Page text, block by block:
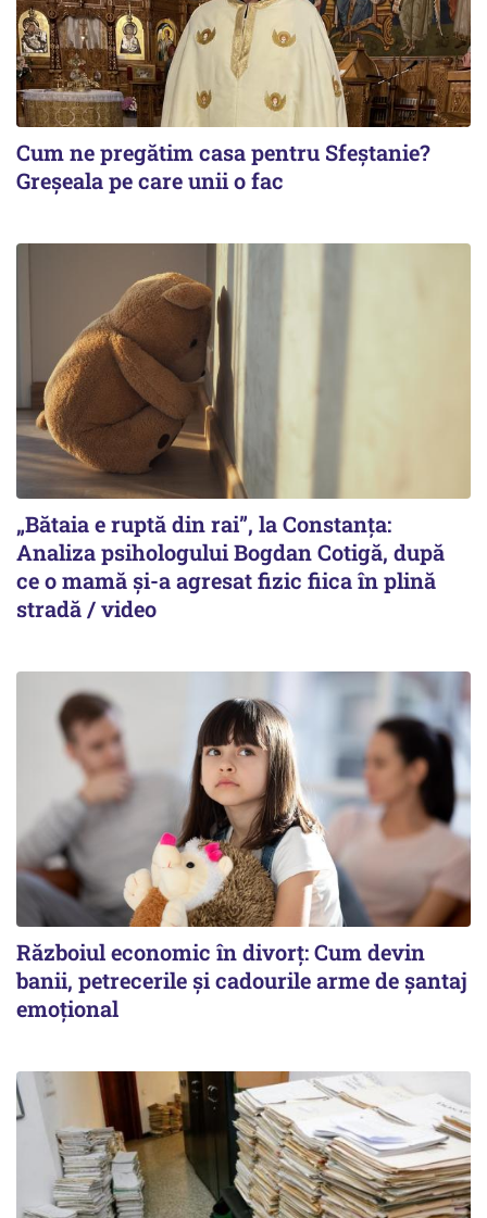
Cum ne pregătim casa pentru Sfeștanie?
Greșeala pe care unii o fac
„Bătaia e ruptă din rai”, la Constanța:
Analiza psihologului Bogdan Cotigă, după
ce o mamă și-a agresat fizic fiica în plină
stradă / video
Războiul economic în divorț: Cum devin
banii, petrecerile și cadourile arme de șantaj
emoțional